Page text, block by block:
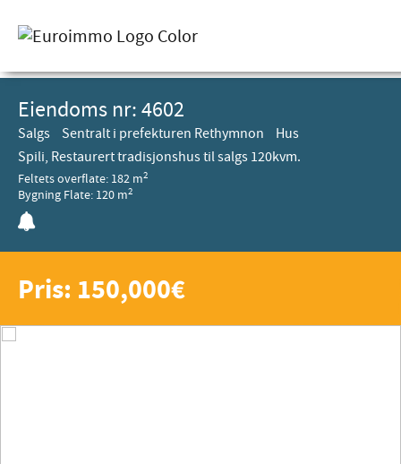
Eiendoms nr: 4602
Salgs Sentralt i prefekturen Rethymnon
Hus
Spili, Restaurert tradisjonshus til salgs 120kvm.
Feltets overflate: 182 m2
Bygning Flate: 120 m2
Pris: 150,000€